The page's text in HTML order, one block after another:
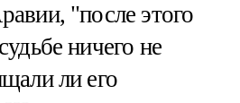
"после этого
ничего не
ли его